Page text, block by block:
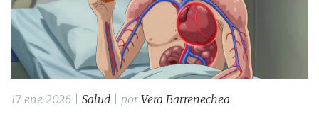
17 ene 2026 | Salud | porVera Barrenechea